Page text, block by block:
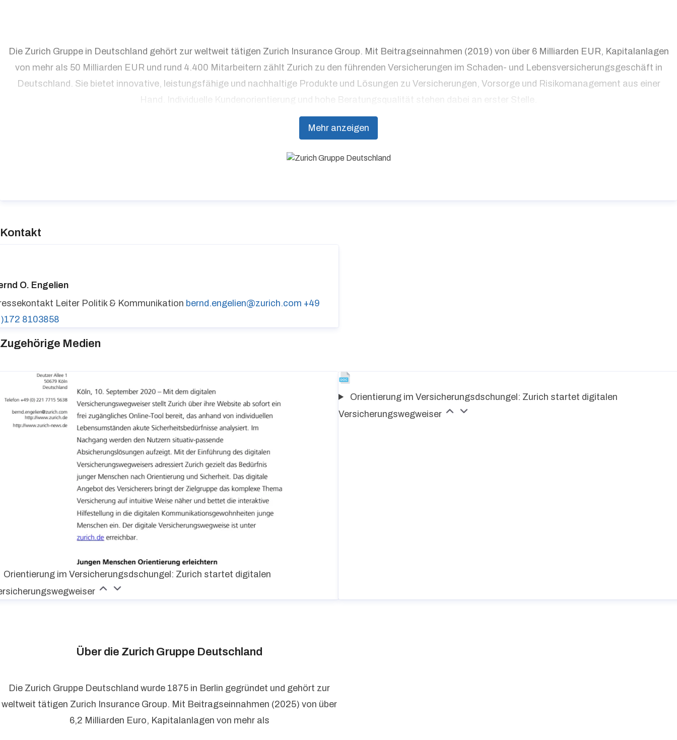
Die Zurich Gruppe in Deutschland gehört zur weltweit tätigen Zurich Insurance Group. Mit Beitragseinnahmen (2019) von über 6 Milliarden EUR, Kapitalanlagen
von mehr als 50 Milliarden EUR und rund 4.400 Mitarbeitern zählt Zurich zu den führenden Versicherungen im Schaden- und Lebensversicherungsgeschäft in
Deutschland. Sie bietet innovative, leistungsfähige und nachhaltige Produkte und Lösungen zu Versicherungen, Vorsorge und Risikomanagement aus einer
Hand. Individuelle Kundenorientierung und hohe Beratungsqualität stehen dabei an erster Stelle.
Mehr anzeigen
Kontakt
O. Engelien
Leiter Politik & Kommunikation bernd.engelien@zurich.com +49
8103858
Zugehörige Medien
Orientierung im Versicherungsdschungel: Zurich startet digitalen
Orientierung im Versicherungsdschungel: Zurich startet digitalen
Versicherungswegweiser
Über die Zurich Gruppe Deutschland
Die Zurich Gruppe Deutschland wurde 1875 in Berlin gegründet und gehört zur
weltweit tätigen Zurich Insurance Group. Mit Beitragseinnahmen (2025) von über
6,2 Milliarden Euro, Kapitalanlagen von mehr als